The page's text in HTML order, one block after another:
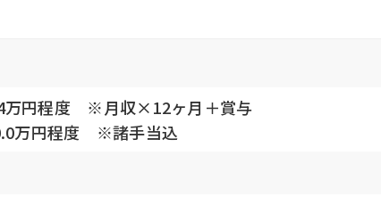
万円程度 ※月収×12ヶ月＋賞与
万円程度 ※諸手当込